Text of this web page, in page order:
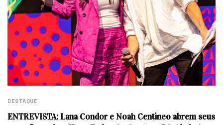
DESTAQUE
ENTREVISTA: Lana Condor e Noah Centineo abrem seus